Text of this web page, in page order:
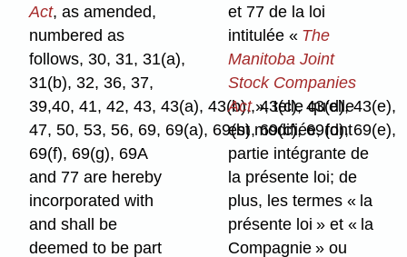
Act, as amended,
numbered as
follows, 30, 31, 31(a),
31(b), 32, 36, 37,
39,40, 41, 42, 43, 43(a), 43(b),, 43(c), 43(d), 43(e),
47, 50, 53, 56, 69, 69(a), 69(b), 69(c), 69(d), 69(e),
69(f), 69(g), 69A
and 77 are hereby
incorporated with
and shall be
deemed to be part
et 77 de la loi
intitulée « The
Manitoba Joint
Stock Companies
Act», telle qu'elle
est modifiée, font
partie intégrante de
la présente loi; de
plus, les termes « la
présente loi » et « la
Compagnie » ou